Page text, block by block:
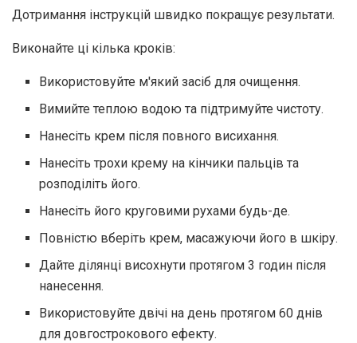
Дотримання інструкцій швидко покращує результати.
Виконайте ці кілька кроків:
Використовуйте м'який засіб для очищення.
Вимийте теплою водою та підтримуйте чистоту.
Нанесіть крем після повного висихання.
Нанесіть трохи крему на кінчики пальців та
розподіліть його.
Нанесіть його круговими рухами будь-де.
Повністю вберіть крем, масажуючи його в шкіру.
Дайте ділянці висохнути протягом 3 годин після
нанесення.
Використовуйте двічі на день протягом 60 днів
для довгострокового ефекту.